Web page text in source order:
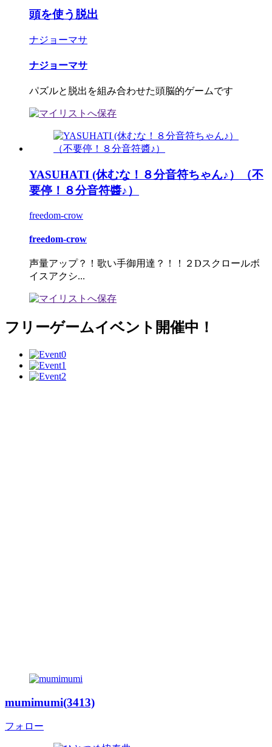
頭を使う脱出
ナジョーマサ
ナジョーマサ
パズルと脱出を組み合わせた頭脳的ゲームです
YASUHATI (休むな！８分音符ちゃん♪）（不
要停！８分音符醬♪）
freedom-crow
freedom-crow
声量アップ？！歌い手御用達？！！２Dスクロールボ
イスアクシ...
フリーゲームイベント開催中！
mumimumi(3413)
フォロー